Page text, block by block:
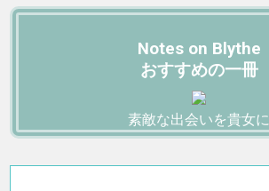
Notes on Blythe
おすすめの一冊
素敵な出会いを貴女に